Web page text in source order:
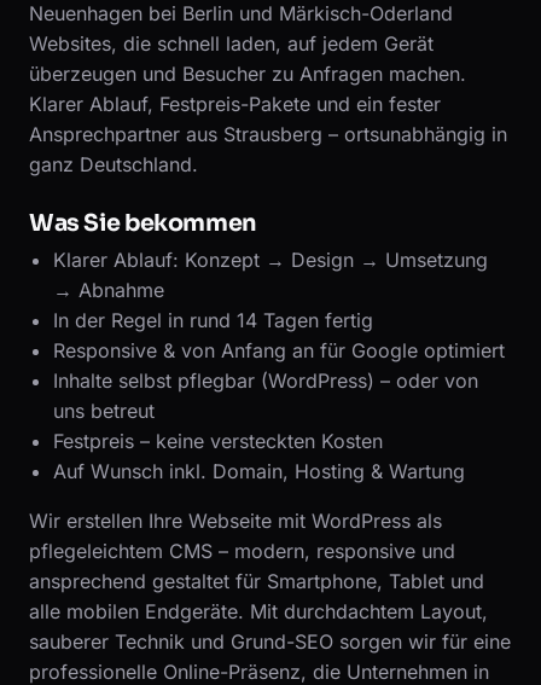
Neuenhagen bei Berlin und Märkisch-Oderland
Websites, die schnell laden, auf jedem Gerät
überzeugen und Besucher zu Anfragen machen.
Klarer Ablauf, Festpreis-Pakete und ein fester
Ansprechpartner aus Strausberg – ortsunabhängig in
ganz Deutschland.
Was Sie bekommen
Klarer Ablauf: Konzept → Design → Umsetzung
→ Abnahme
In der Regel in rund 14 Tagen fertig
Responsive & von Anfang an für Google optimiert
Inhalte selbst pflegbar (WordPress) – oder von
uns betreut
Festpreis – keine versteckten Kosten
Auf Wunsch inkl. Domain, Hosting & Wartung
Wir erstellen Ihre Webseite mit WordPress als
pflegeleichtem CMS – modern, responsive und
ansprechend gestaltet für Smartphone, Tablet und
alle mobilen Endgeräte. Mit durchdachtem Layout,
sauberer Technik und Grund-SEO sorgen wir für eine
professionelle Online-Präsenz, die Unternehmen in